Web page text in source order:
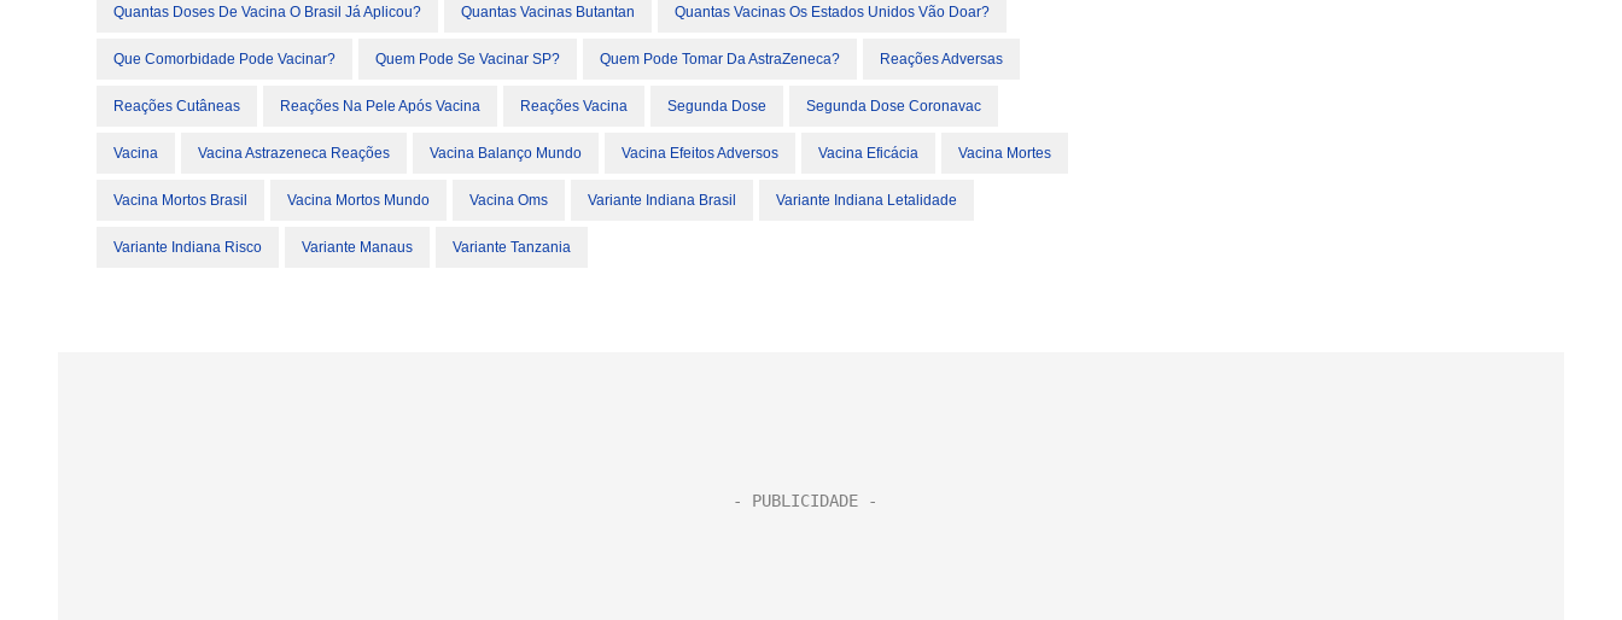
Quantas Doses De Vacina O Brasil Já Aplicou? Quantas Vacinas Butantan Quantas Vacinas Os Estados Unidos Vão Doar?
Que Comorbidade Pode Vacinar? Quem Pode Se Vacinar SP? Quem Pode Tomar Da AstraZeneca? Reações Adversas
Reações Cutâneas Reações Na Pele Após Vacina Reações Vacina Segunda Dose Segunda Dose Coronavac
Vacina Vacina Astrazeneca Reações Vacina Balanço Mundo Vacina Efeitos Adversos Vacina Eficácia Vacina Mortes
Vacina Mortos Brasil Vacina Mortos Mundo Vacina Oms Variante Indiana Brasil Variante Indiana Letalidade
Variante Indiana Risco Variante Manaus Variante Tanzania